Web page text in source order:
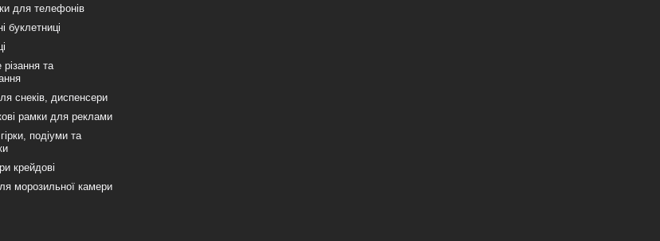
для телефонів
буклетниці
та
снеків, диспенсери
рамки для реклами
подіуми та
крейдові
морозильної камери